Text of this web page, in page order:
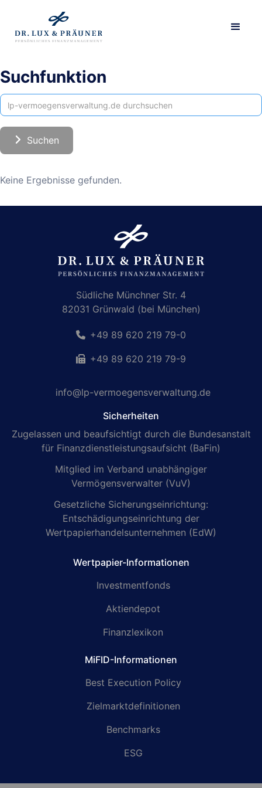
Suchfunktion
Keine Ergebnisse gefunden.
Südliche Münchner Str. 4
82031 Grünwald (bei München)
+49 89 620 219 79-0
+49 89 620 219 79-9
info@lp-vermoegensverwaltung.de
Sicherheiten
Zugelassen und beaufsichtigt durch die Bundesanstalt
für Finanzdienstleistungsaufsicht (BaFin)
Mitglied im Verband unabhängiger
Vermögensverwalter (VuV)
Gesetzliche Sicherungseinrichtung:
Entschädigungseinrichtung der
Wertpapierhandelsunternehmen (EdW)
Wertpapier-Informationen
Investmentfonds
Aktiendepot
Finanzlexikon
MiFID-Informationen
Best Execution Policy
Zielmarktdefinitionen
Benchmarks
ESG